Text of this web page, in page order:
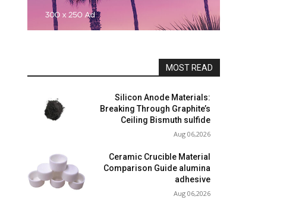
MOST READ
Silicon Anode Materials:
Breaking Through Graphite’s
Ceiling Bismuth sulfide
Aug 06,2026
Ceramic Crucible Material
Comparison Guide alumina
adhesive
Aug 06,2026